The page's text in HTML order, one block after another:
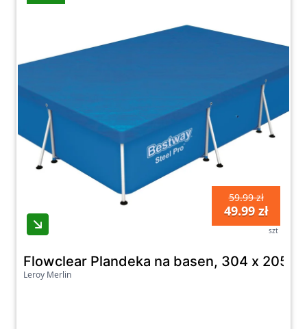
59.99 zł
49.99 zł
szt
Flowclear Plandeka na basen, 304 x 205 x
Leroy Merlin